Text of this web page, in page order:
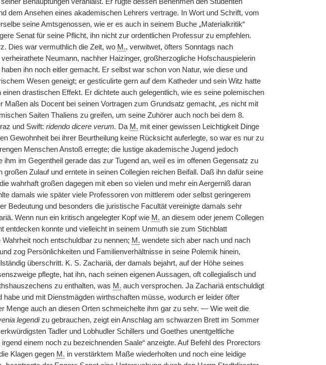
dem Ansehen eines akademischen Lehrers vertrage. In Wort und Schrift, vom
seine Amtsgenossen, wie er es auch in seinem Buche „Materialkritik“
Senat für seine Pflicht, ihn nicht zur ordentlichen Professur zu empfehlen.
Dies war vermuthlich die Zeit, wo M., verwitwet, öfters Sonntags nach
Neumann, nachher Haizinger, großherzogliche Hofschauspielerin
ihn noch eitler gemacht. Er selbst war schon von Natur, wie diese und
Wesen geneigt; er gesticulirte gern auf dem Katheder und sein Witz hatte
drastischen Effekt. Er dichtete auch gelegentlich, wie es seine polemischen
als Docent bei seinen Vortragen zum Grundsatz gemacht, „es nicht mit
Saiten Thaliens zu greifen, um seine Zuhörer auch noch bei dem 8.
und Swift: ridendo dicere verum. Da M. mit einer gewissen Leichtigkeit Dinge
Gewohnheit bei ihrer Beurtheilung keine Rücksicht auferlegte, so war es nur zu
Menschen Anstoß erregte; die lustige akademische Jugend jedoch
ihm im Gegentheil gerade das zur Tugend an, weil es im offenen Gegensatz zu
Zulauf und erntete in seinen Collegien reichen Beifall. Daß ihn dafür seine
wahrhaft großen dagegen mit eben so vielen und mehr ein Aergerniß daran
damals wie später viele Professoren von mittlerem oder selbst geringerem
Bedeutung und besonders die juristische Facultät vereinigte damals sehr
Wenn nun ein kritisch angelegter Kopf wie M. an diesem oder jenem Collegen
entdecken konnte und vielleicht in seinem Unmuth sie zum Stichblatt
noch entschuldbar zu nennen; M. wendete sich aber nach und nach
zog Persönlichkeiten und Familienverhältnisse in seine Polemik hinein,
überschritt. K. S. Zachariä, der damals bejahrt, auf der Höhe seines
pflegte, hat ihn, nach seinen eigenen Aussagen, oft collegialisch und
zu enthalten, was M. auch versprochen. Ja Zachariä entschuldigt
und mit Dienstmägden wirthschaften müsse, wodurch er leider öfter
Menge auch an diesen Orten schmeichelte ihm gar zu sehr. — Wie weit die
legendizu gebrauchen, zeigt ein Anschlag am schwarzen Brett im Sommer
Tadler und Lobhudler Schillers und Goethes unentgeltliche
einem noch zu bezeichnenden Saale“ anzeigte. Auf Befehl des Prorectors
Klagen gegen M. in verstärktem Maße wiederholten und noch eine leidige